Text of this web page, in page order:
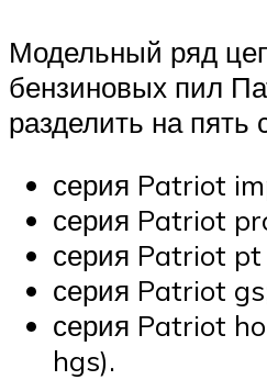
Модельный ряд
бензиновых пил
разделить на пять
серия Patriot
серия Patriot
серия Patriot
серия Patriot
серия Patriot
hgs).